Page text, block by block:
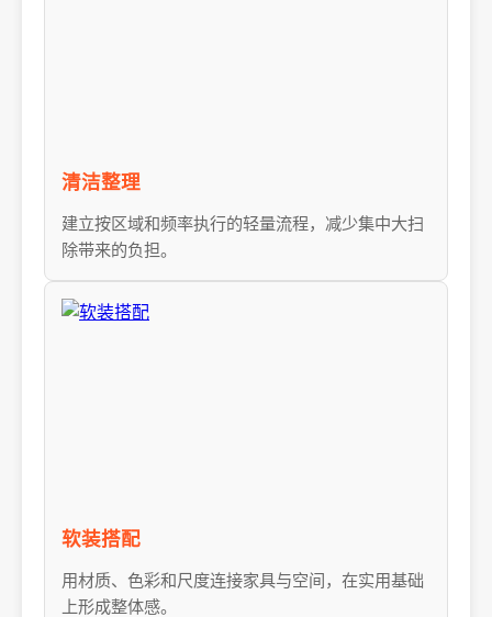
清洁整理
建立按区域和频率执行的轻量流程，减少集中大扫
除带来的负担。
软装搭配
用材质、色彩和尺度连接家具与空间，在实用基础
上形成整体感。